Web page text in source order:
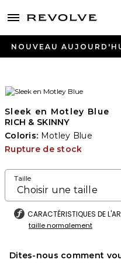
menu - shows more content
NOUVEAU
Sleek en Motley Blue
RICH & SKINNY
Coloris: Motley Blue
Rupture de stock
Taille
CARACTÉRISTIQUES DE
taille normalement
Dites-nous comment